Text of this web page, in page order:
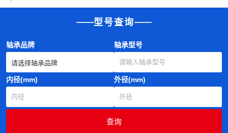
型号查询
轴承品牌 轴承型号
内径(mm) 外径(mm)